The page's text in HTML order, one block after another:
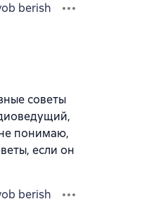
berish
советы
понимаю,
если он
berish